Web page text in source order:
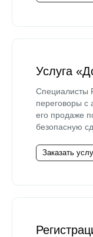
Услуга
Специалисты
переговоры с
его продаже
безопасную
Заказать